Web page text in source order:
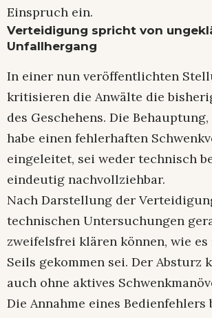
Einspruch ein.
Verteidigung spricht von
Unfallhergang
In einer nun veröffentlichten
kritisieren die Anwälte die
des Geschehens. Die
habe einen fehlerhaften
eingeleitet, sei weder technisch
eindeutig nachvollziehbar.
Nach Darstellung der
technischen Untersuchungen
zweifelsfrei klären können, wie es
Seils gekommen sei. Der Absturz
auch ohne aktives
Die Annahme eines Bedienfehlers